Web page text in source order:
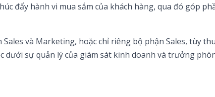
đẩy hành vi mua sắm của khách hàng, qua đó góp
và Marketing, hoặc chỉ riêng bộ phận Sales, tùy
dưới sự quản lý của giám sát kinh doanh và trưởng